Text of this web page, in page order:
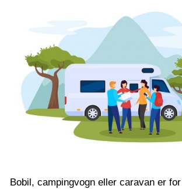
Bobil, campingvogn eller caravan er